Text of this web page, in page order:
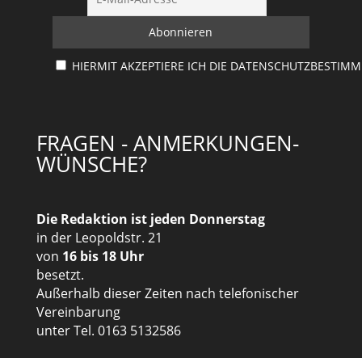
HIERMIT AKZEPTIERE ICH DIE
FRAGEN - ANMERKUNGEN-
WÜNSCHE?
Die Redaktion ist jeden Donnerstag
in der Leopoldstr. 21
von 16 bis 18 Uhr
besetzt.
Außerhalb dieser Zeiten nach telefonischer
Vereinbarung
unter Tel. 0163 5132586